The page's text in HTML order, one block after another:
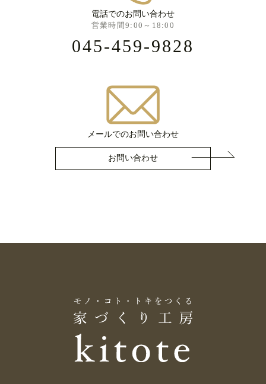
電話でのお問い合わせ
営業時間9:00～18:00
045-459-9828
メールでのお問い合わせ
お問い合わせ